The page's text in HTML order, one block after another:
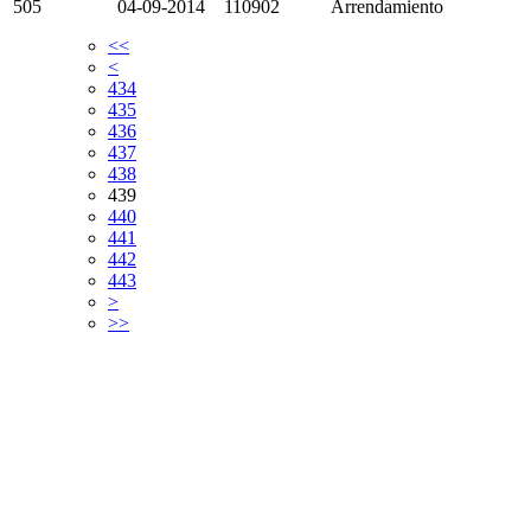
505
04-09-2014 110902 Arrendamiento
<<
<
434
435
436
437
438
439
440
441
442
443
>
>>